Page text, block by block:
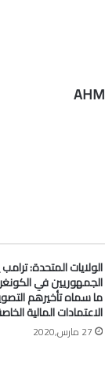
الولايات المتحدة:
الجمهوريين في
ما سماه تأخيرهم
الاعتمادات المالية
27 مارس,2020